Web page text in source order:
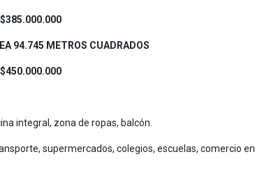
$385.000.000
94.745 METROS CUADRADOS
$450.000.000
integral, zona de ropas, balcón.
supermercados, colegios, escuelas, comercio en